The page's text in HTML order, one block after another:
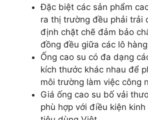
Đặc biệt các sản phẩm
ra thị trường đều phải trải
định chặt chẽ đảm bảo
đồng đều giữa các lô hàng
Ống cao su có đa dạng
kích thước khác nhau để
môi trường làm việc công
Giá ống cao su bố vải
phù hợp với điều kiện